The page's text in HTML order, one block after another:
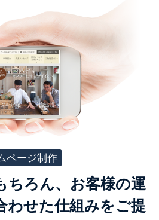
ページ制作
ちろん、お客様の運
わせた仕組みをご提